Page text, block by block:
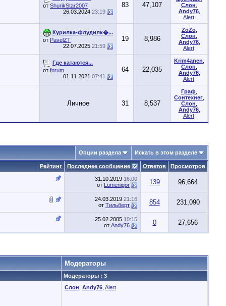
от ShurikStar2007
26.03.2024 23:19
83 47,107
Слон
Andy76,
Alert
Курилка-флудилк�...
от PavelZT
22.07.2025 21:59
19 8,986
ZoZo,
Слон
Andy76,
Alert
Где катаются...
от forum
01.11.2021 07:41
64 22,035
Krim4anen
Слон
Andy76,
Alert
Личное 31 8,537
Граф
Сонтехнег
Слон
Andy76,
Alert
Опции раздела Искать в этом разделе
Рейтинг Последнее сообщение Ответов Просмотров
31.10.2019 16:00
от Lumenigor 139 96,664
24.03.2019 21:16
от Тильберт 854 231,090
25.02.2005 10:15
от Andy76 0 27,656
Модераторы
Модераторы : 3
Слон Andy76 Alert